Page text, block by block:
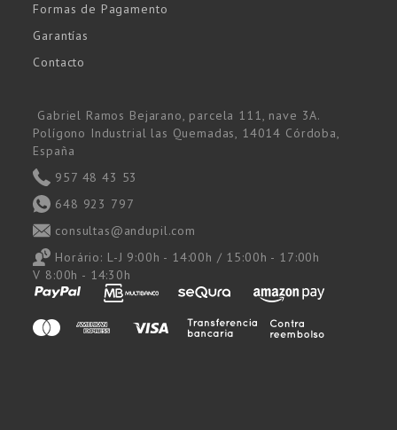
Formas de Pagamento
Garantías
Contacto
Gabriel Ramos Bejarano, parcela 111, nave 3A.
Polígono Industrial las Quemadas, 14014 Córdoba,
España
957 48 43 53
648 923 797
consultas@andupil.com
Horário: L-J 9:00h - 14:00h / 15:00h - 17:00h
V 8:00h - 14:30h